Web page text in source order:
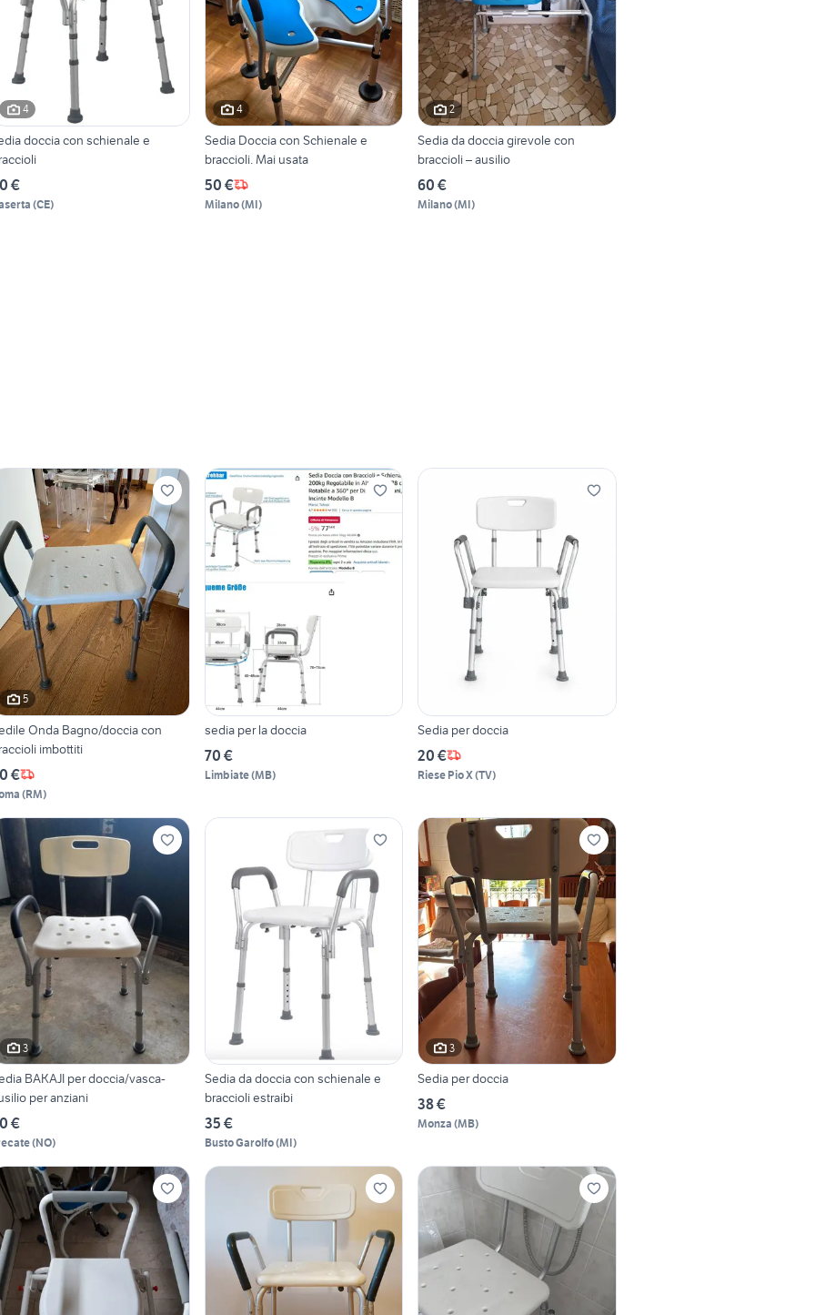
4
doccia con schienale e
€
(CE)
4
Sedia Doccia con Schienale e
braccioli. Mai usata
50 €
Milano(MI)
2
Sedia da doccia girevole con
braccioli – ausilio
60 €
Milano(MI)
5
Onda Bagno/doccia con
imbottiti
€
(RM)
sedia per la doccia
70 €
Limbiate(MB)
Sedia per doccia
20 €
Riese Pio X(TV)
3
BAKAJI per doccia/vasca-
per anziani
€
(NO)
Sedia da doccia con schienale e
braccioli estraibi
35 €
Busto Garolfo(MI)
3
Sedia per doccia
38 €
Monza (MB)